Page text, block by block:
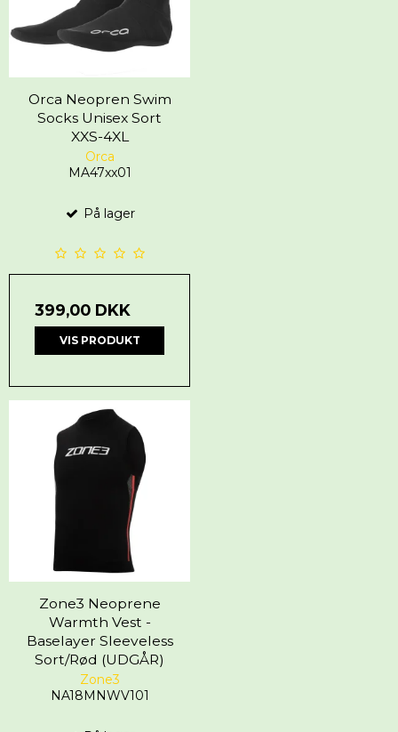
Orca Neopren Swim
Socks Unisex Sort
XXS-4XL
Orca
MA47xx01
På lager
399,00 DKK
VIS PRODUKT
Zone3 Neoprene
Warmth Vest -
Baselayer Sleeveless
Sort/Rød (UDGÅR)
Zone3
NA18MNWV101